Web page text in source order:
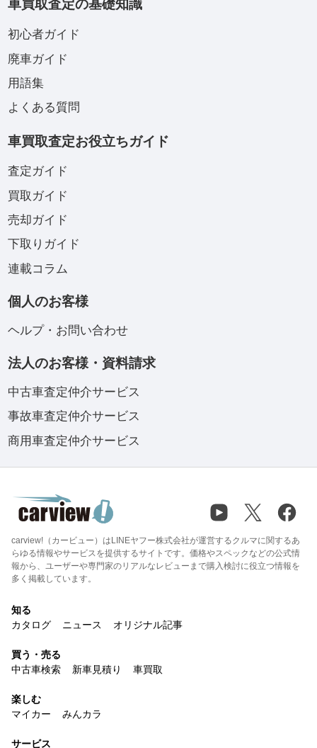
車買取査定の基礎知識
初心者ガイド
廃車ガイド
用語集
よくある質問
車買取査定お役立ちガイド
査定ガイド
買取ガイド
売却ガイド
下取りガイド
連載コラム
個人のお客様
ヘルプ・お問い合わせ
法人のお客様・資料請求
中古車査定仲介サービス
事故車査定仲介サービス
商用車査定仲介サービス
carview!（カービュー）はLINEヤフー株式会社が運営するクルマに関するあ
らゆる情報やサービスを提供するサイトです。価格やスペックなどの公式情
報から、ユーザーや専門家のリアルなレビューまで購入検討に役立つ情報を
多く掲載しています。
知る
カタログ
ニュース オリジナル記事
買う・売る
中古車検索
新車見積り 車買取
楽しむ
マイカー
みんカラ
サービス